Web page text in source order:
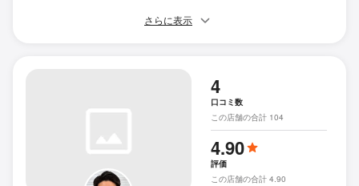
さらに表示
4
口コミ数
この店舗の合計 104
4.90
評価
この店舗の合計 4.90